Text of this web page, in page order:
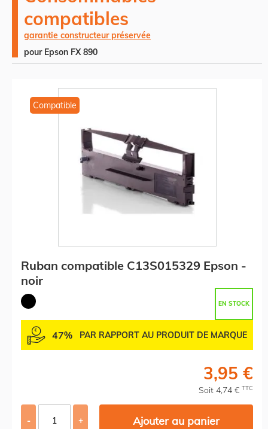
compatibles
garantie constructeur préservée
pour Epson FX 890
Compatible
Ruban compatible C13S015329 Epson -
noir
EN STOCK
47% PAR RAPPORT AU PRODUIT DE MARQUE
3,95 €
Soit 4,74 € TTC
- + Ajouter au panier